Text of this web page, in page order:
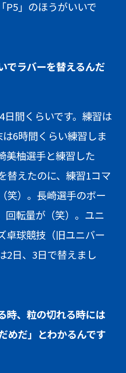
P5」のほうがいいで
でラバーを替えるんだ
日間くらいです。練習は
6時間くらい練習しま
美柚選手と練習した
替えたのに、練習1コマ
笑）。長崎選手のボー
回転量が（笑）。ユニ
卓球競技（旧ユニバー
2日、3日で替えまし
時、粒の切れる時には
めだ」とわかるんです